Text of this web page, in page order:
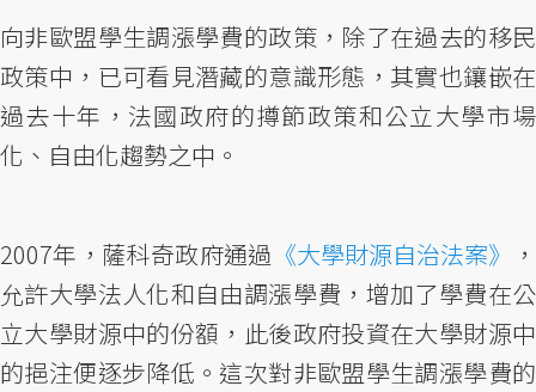
向非歐盟學生調漲學費的政策，除了在過去的移民
政策中，已可看見潛藏的意識形態，其實也鑲嵌在
過去十年，法國政府的撙節政策和公立大學市場
化、自由化趨勢之中。
2007年，薩科奇政府通過 《大學財源自治法案》
，
允許大學法人化和自由調漲學費，增加了學費在公
立大學財源中的份額，此後政府投資在大學財源中
的挹注便逐步降低。這次對非歐盟學生調漲學費的